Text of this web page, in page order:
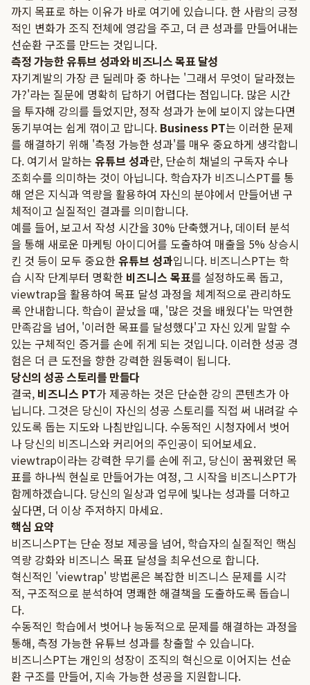
까지 목표로 하는 이유가 바로 여기에 있습니다. 한 사람의 긍정
적인 변화가 조직 전체에 영감을 주고, 더 큰 성과를 만들어내는
선순환 구조를 만드는 것입니다.
측정 가능한 유튜브 성과와 비즈니스 목표 달성
자기계발의 가장 큰 딜레마 중 하나는 '그래서 무엇이 달라졌는
가?'라는 질문에 명확히 답하기 어렵다는 점입니다. 많은 시간
을 투자해 강의를 들었지만, 정작 성과가 눈에 보이지 않는다면
동기부여는 쉽게 꺾이고 맙니다. Business PT는 이러한 문제
를 해결하기 위해 '측정 가능한 성과'를 매우 중요하게 생각합니
다. 여기서 말하는 유튜브 성과란, 단순히 채널의 구독자 수나
조회수를 의미하는 것이 아닙니다. 학습자가 비즈니스PT를 통
해 얻은 지식과 역량을 활용하여 자신의 분야에서 만들어낸 구
체적이고 실질적인 결과를 의미합니다.
예를 들어, 보고서 작성 시간을 30% 단축했거나, 데이터 분석
을 통해 새로운 마케팅 아이디어를 도출하여 매출을 5% 상승시
킨 것 등이 모두 중요한유튜브 성과입니다. 비즈니스PT는 학
습 시작 단계부터 명확한 비즈니스 목표를 설정하도록 돕고,
viewtrap을 활용하여 목표 달성 과정을 체계적으로 관리하도
록 안내합니다. 학습이 끝났을 때, '많은 것을 배웠다'는 막연한
만족감을 넘어, '이러한 목표를 달성했다'고 자신 있게 말할 수
있는 구체적인 증거를 손에 쥐게 되는 것입니다. 이러한 성공 경
험은 더 큰 도전을 향한 강력한 원동력이 됩니다.
당신의 성공 스토리를 만들다
결국, 비즈니스 PT가 제공하는 것은 단순한 강의 콘텐츠가 아
닙니다. 그것은 당신이 자신의 성공 스토리를 직접 써 내려갈 수
있도록 돕는 지도와 나침반입니다. 수동적인 시청자에서 벗어
나 당신의 비즈니스와 커리어의 주인공이 되어보세요.
viewtrap이라는 강력한 무기를 손에 쥐고, 당신이 꿈꿔왔던 목
표를 하나씩 현실로 만들어가는 여정, 그 시작을 비즈니스PT가
함께하겠습니다. 당신의 일상과 업무에 빛나는 성과를 더하고
싶다면, 더 이상 주저하지 마세요.
핵심 요약
비즈니스PT는 단순 정보 제공을 넘어, 학습자의 실질적인 핵심
역량 강화와 비즈니스 목표 달성을 최우선으로 합니다.
혁신적인 'viewtrap' 방법론은 복잡한 비즈니스 문제를 시각
적, 구조적으로 분석하여 명쾌한 해결책을 도출하도록 돕습니
다.
수동적인 학습에서 벗어나 능동적으로 문제를 해결하는 과정을
통해, 측정 가능한 유튜브 성과를 창출할 수 있습니다.
비즈니스PT는 개인의 성장이 조직의 혁신으로 이어지는 선순
환 구조를 만들어, 지속 가능한 성공을 지원합니다.